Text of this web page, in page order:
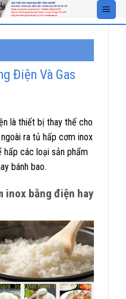
Điện Và Gas
là thiết bị thay thế cho
ra tủ hấp cơm inox
hấp các loại sản phẩm
bánh bao.
inox bằng điện hay